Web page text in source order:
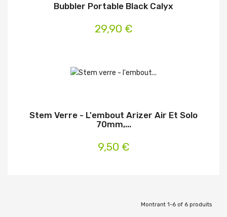
Bubbler Portable Black Calyx
29,90 €
Stem Verre - L'embout Arizer Air Et Solo
70mm,...
9,50 €
Montrant 1-6 of 6 produits